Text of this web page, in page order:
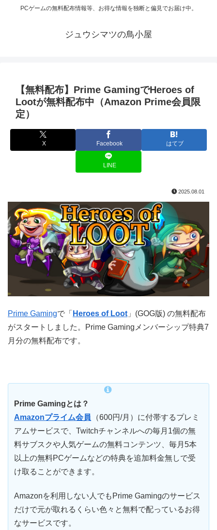
PCゲームの無料配布情報等、お得な情報を独断と偏見でお届け中。
ジュウシマツの鳥小屋
【無料配布】Prime GamingでHeroes of
Lootが無料配布中（Amazon Prime会員限
定）
X Facebook はてブ
LINE
2025.08.01
Prime Gamingで「 Heroes of Loot 」(GOG版) の無料配布
がスタートしました。Prime Gamingメンバーシップ特典7
月分の無料配布です。
Prime Gamingとは？
Amazonプライム会員
（600円/月）に付帯するプレミ
アムサービスで、Twitchチャンネルへの毎月1個の無
料サブスクや人気ゲームの無料コンテンツ、毎月5本
以上の無料PCゲームなどの特典を追加料金無しで受
け取ることができます。
Amazonを利用しない人でもPrime Gamingのサービス
だけで元が取れるくらい色々と無料で配っているお得
なサービスです。